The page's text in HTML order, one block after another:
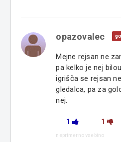
opazovalec
Mejne rejsan ne
pa kelko je nej
igrišča se rejsan
gledalca, pa za
nej.
1 1
neprimerno vsebino